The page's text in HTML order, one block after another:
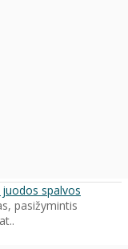
juodos spalvos
pasižymintis